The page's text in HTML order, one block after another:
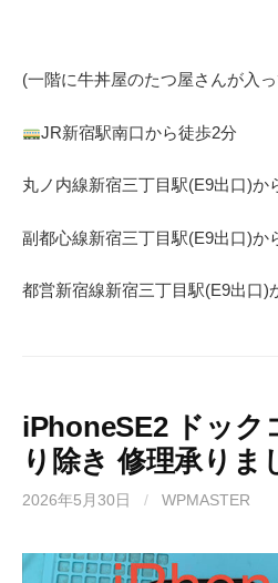
(一階に牛丼屋のたつ屋さんが入
JR新宿駅南口から徒歩2分
丸ノ内線新宿三丁目駅(E9出口)か
副都心線新宿三丁目駅(E9出口)か
都営新宿線新宿三丁目駅(E9出口)
iPhoneSE2 ドック
り除き 修理承りま
2026年5月30日 / WPMASTER